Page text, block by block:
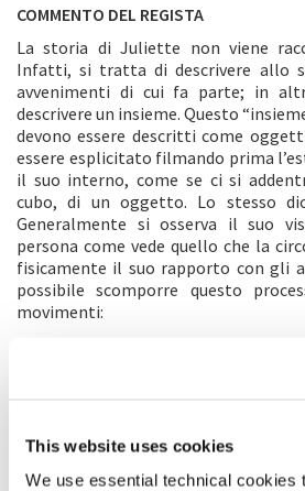
This website uses cookies
We use essential technical cookies
COMMENTO DEL REGISTA
La storia di Juliette non viene
Infatti, si tratta di descrivere allo
avvenimenti di cui fa parte; in
descrivere un insieme. Questo
devono essere descritti come
essere esplicitato filmando prima
il suo interno, come se ci si
cubo, di un oggetto. Lo stesso
Generalmente si osserva il suo
persona come vede quello che la
fisicamente il suo rapporto con gli
possibile scomporre questo
movimenti:
sigarette, appartamenti, negozi,
l’americano, Robert, il parrucchiere,
passanti, ecc.